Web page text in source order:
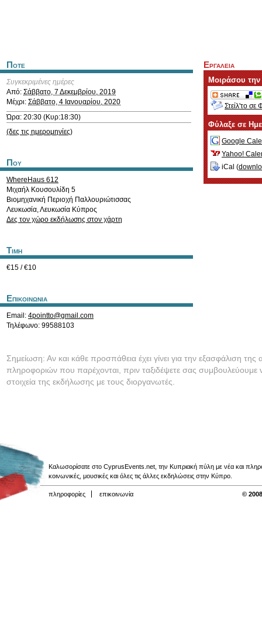
Ποτε
Συγκεκριμένες ημέρες
Από: Σάββατο, 7 Δεκεμβρίου, 2019
Μέχρι: Σάββατο, 4 Ιανουαρίου, 2020
Ώρα: 20:30 (Κυρ:18:30)
(δες τις ημερομηνίες)
Που
WhereHaus 612
Μιχαήλ Κουσουλίδη 5
Βιομηχανική Περιοχή Παλλουριώτισσας
Λευκωσία,Λευκωσία Κύπρος
Δες τον χώρο εκδήλωσης στον χάρτη
Τιμη
€15 / €10
Επικοινωνια
Email: 4pointto@gmail.com
Τηλέφωνο: 99588103
Εργαλεια
Μοιράσου
Στείλ'το σε
Φύλαξε σε
Google
Yahoo!
iCal (
Σημείωση: Αν και κάθε προσπάθεια έχει γίνει για την εξασφάλιση της
πληροφοριών που παρέχονται, πριν ταξιδέψετε σας συμβουλεύουμε
στοιχεία της εκδήλωσης με τους διοργανωτές.
Καλωσορίσατε στο CyprusEvents.net, την Κυπριακή πύλη με νέα και
κοινωνικές, μουσικές και όλες τις άλλες εκδηλώσεις στην Κύπρο.
πληροφορίες επικοινωνία ©